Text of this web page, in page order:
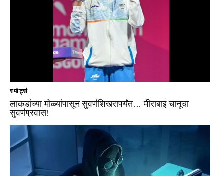
स्पोर्ट्स
लाकडांच्या मोळ्यांपासून सुवर्णशिखरापर्यंत… मीराबाई चानूचा
सुवर्णप्रवास!